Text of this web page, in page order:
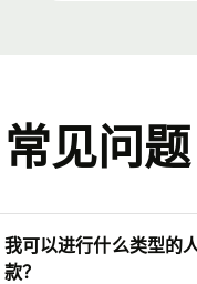
常见问题
我可以进行什么类型的
款？